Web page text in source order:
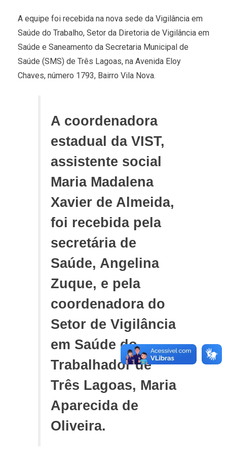
A equipe foi recebida na nova sede da Vigilância em
Saúde do Trabalho, Setor da Diretoria de Vigilância em
Saúde e Saneamento da Secretaria Municipal de
Saúde (SMS) de Três Lagoas, na Avenida Eloy
Chaves, número 1793, Bairro Vila Nova.
A coordenadora
estadual da VIST,
assistente social
Maria Madalena
Xavier de Almeida,
foi recebida pela
secretária de
Saúde, Angelina
Zuque, e pela
coordenadora do
Setor de Vigilância
em Saúde do
Trabalhador de
Três Lagoas, Maria
Aparecida de
Oliveira.